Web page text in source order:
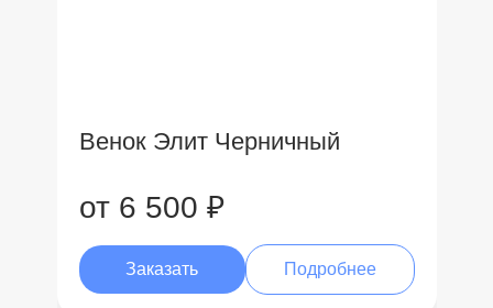
Венок Элит Черничный
от 6 500 ₽
Заказать Подробнее